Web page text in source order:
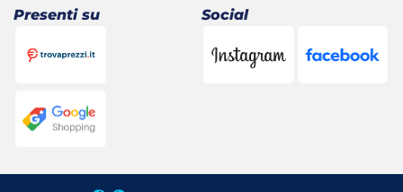
Presenti su Social